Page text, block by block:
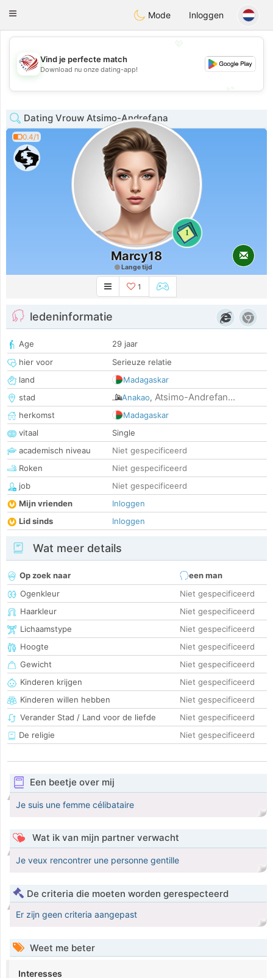
StatesDating
Toggle
Mode Inloggen
💖
💕
Vind je perfecte match
Download nu onze dating-app!
Dating Vrouw Atsimo-Andrefana
0.4/1
1
Marcy18
Lange tijd
1
ledeninformatie
Age
29 jaar
hier voor
Serieuze relatie
land
Madagaskar
stad
Anakao, Atsimo-Andrefan...
herkomst
Madagaskar
vitaal
Single
academisch niveau
Niet gespecificeerd
Roken
Niet gespecificeerd
job
Niet gespecificeerd
Mijn vrienden
Inloggen
Lid sinds
Inloggen
Wat meer details
Op zoek naar
een man
Ogenkleur
Niet gespecificeerd
Haarkleur
Niet gespecificeerd
Lichaamstype
Niet gespecificeerd
Hoogte
Niet gespecificeerd
Gewicht
Niet gespecificeerd
Kinderen krijgen
Niet gespecificeerd
Kinderen willen hebben
Niet gespecificeerd
Verander Stad / Land voor de liefde
Niet gespecificeerd
De religie
Niet gespecificeerd
Een beetje over mij
Je suis une femme célibataire
Wat ik van mijn partner verwacht
Je veux rencontrer une personne gentille
De criteria die moeten worden gerespecteerd
Er zijn geen criteria aangepast
Weet me beter
Interesses